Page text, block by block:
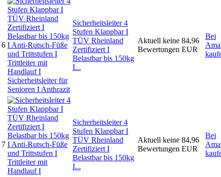
6
Sicherheitsleiter 4
Stufen Klappbar I
TÜV Rheinland
Zertifiziert I
Belastbar bis 150kg
I...
Aktuell keine
Bewertungen
84,96
EUR
Bei
7
Sicherheitsleiter 4
Stufen Klappbar I
TÜV Rheinland
Zertifiziert I
Belastbar bis 150kg
I...
Aktuell keine
Bewertungen
84,96
EUR
Bei